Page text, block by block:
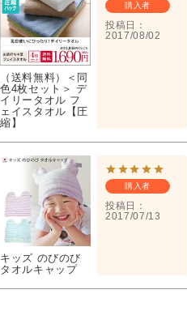
（送料無料）＜同
色4枚セット＞ デ
イリータオル フ
ェイスタオル【圧
縮】
購入者
投稿日
2017/08/02
キッズ のびのび
タオルキャップ
購入者
投稿日
2017/07/13